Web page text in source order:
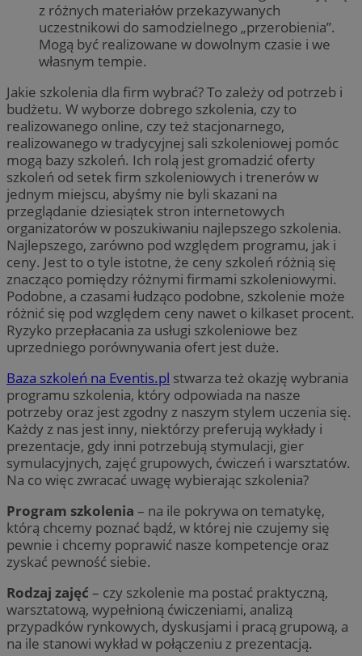
z różnych materiałów przekazywanych
uczestnikowi do samodzielnego „przerobienia”.
Mogą być realizowane w dowolnym czasie i we
własnym tempie.
Jakie szkolenia dla firm wybrać? To zależy od potrzeb i
budżetu. W wyborze dobrego szkolenia, czy to
realizowanego online, czy też stacjonarnego,
realizowanego w tradycyjnej sali szkoleniowej pomóc
mogą bazy szkoleń. Ich rolą jest gromadzić oferty
szkoleń od setek firm szkoleniowych i trenerów w
jednym miejscu, abyśmy nie byli skazani na
przeglądanie dziesiątek stron internetowych
organizatorów w poszukiwaniu najlepszego szkolenia.
Najlepszego, zarówno pod względem programu, jak i
ceny. Jest to o tyle istotne, że ceny szkoleń różnią się
znacząco pomiędzy różnymi firmami szkoleniowymi.
Podobne, a czasami łudząco podobne, szkolenie może
różnić się pod względem ceny nawet o kilkaset procent.
Ryzyko przepłacania za usługi szkoleniowe bez
uprzedniego porównywania ofert jest duże.
Baza szkoleń na Eventis.pl stwarza też okazję wybrania
programu szkolenia, który odpowiada na nasze
potrzeby oraz jest zgodny z naszym stylem uczenia się.
Każdy z nas jest inny, niektórzy preferują wykłady i
prezentacje, gdy inni potrzebują stymulacji, gier
symulacyjnych, zajęć grupowych, ćwiczeń i warsztatów.
Na co więc zwracać uwagę wybierając szkolenia?
Program szkolenia – na ile pokrywa on tematykę,
którą chcemy poznać bądź, w której nie czujemy się
pewnie i chcemy poprawić nasze kompetencje oraz
zyskać pewność siebie.
Rodzaj zajęć – czy szkolenie ma postać praktyczną,
warsztatową, wypełnioną ćwiczeniami, analizą
przypadków rynkowych, dyskusjami i pracą grupową, a
na ile stanowi wykład w połączeniu z prezentacją.